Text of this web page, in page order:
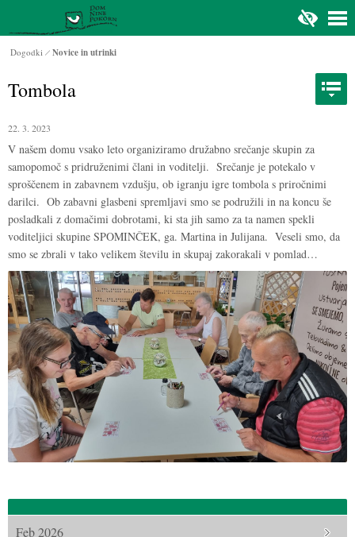
Dogodki Novice in utrinki
Tombola
22. 3. 2023
V našem domu vsako leto organiziramo družabno srečanje skupin za
samopomoč s pridruženimi člani in voditelji. Srečanje je potekalo v
sproščenem in zabavnem vzdušju, ob igranju igre tombola s priročnimi
darilci. Ob zabavni glasbeni spremljavi smo se podružili in na koncu še
posladkali z domačimi dobrotami, ki sta jih samo za ta namen spekli
voditeljici skupine SPOMINČEK, ga. Martina in Julijana. Veseli smo, da
smo se zbrali v tako velikem številu in skupaj zakorakali v pomlad…
Feb 2026